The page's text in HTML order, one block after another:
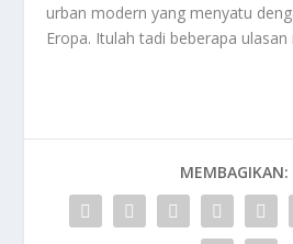
urban modern yang menyatu
Eropa. Itulah tadi beberapa
MEMBAGIKAN: